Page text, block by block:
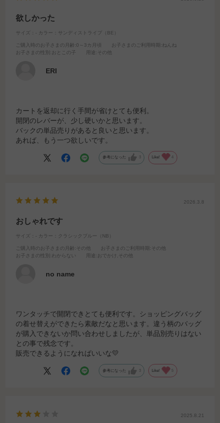
欲しかった
サイズ：- カラー：サンディストライプ（BE）
ご購入時のお子さまの月齢 :0～3カ月頃 お子さまのご利用時期 :ねんね
お子さまの性別 :おとこの子 用途 :その他
ERI
カートを返却に行く手間が省けとても便利。
開閉のレバーが、少し硬いかと思います。
バックの単品売りがあると良いと思います。
あれば、もう一つ欲しいです。
参考になった 3 Like!
2026.3.8
おしゃれです
サイズ：- カラー：クラシックブルー（NB）
ご購入時のお子さまの月齢 :その他 お子さまのご利用時期 :その他
お子さまの性別 :わからない 用途 :おでかけ,その他
no name
ワンタッチで開閉できとても便利です。ショッピングバッグ
の着せ替えができたら素敵だなと思います。違う柄のバッグ
が購入できないか問い合わせしましたが、単品別売りはない
との事で残念です。
販売できるようになればいいな💛
参考になった 3 Like! 5
2025.8.21